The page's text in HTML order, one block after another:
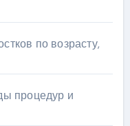
по возрасту,
процедур и